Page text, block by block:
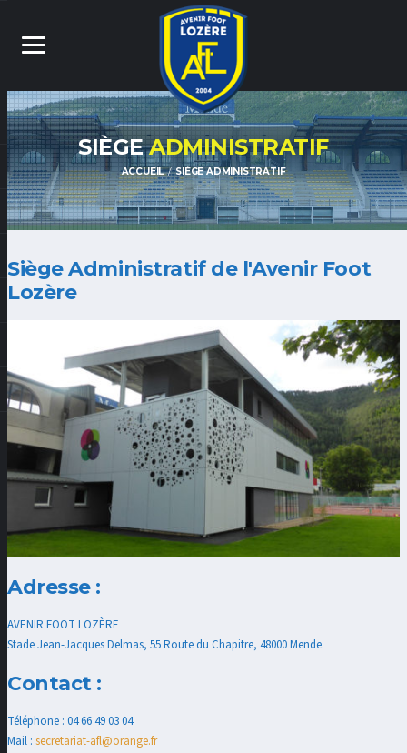
SIÈGEADMINISTRATIF
ACCUEIL SIÈGE ADMINISTRATIF
Siège Administratif de l'Avenir Foot
Lozère
Adresse :
AVENIR FOOT LOZÈRE
Stade Jean-Jacques Delmas, 55 Route du Chapitre, 48000 Mende.
Contact :
Téléphone : 04 66 49 03 04
Mail : secretariat-afl@orange.fr